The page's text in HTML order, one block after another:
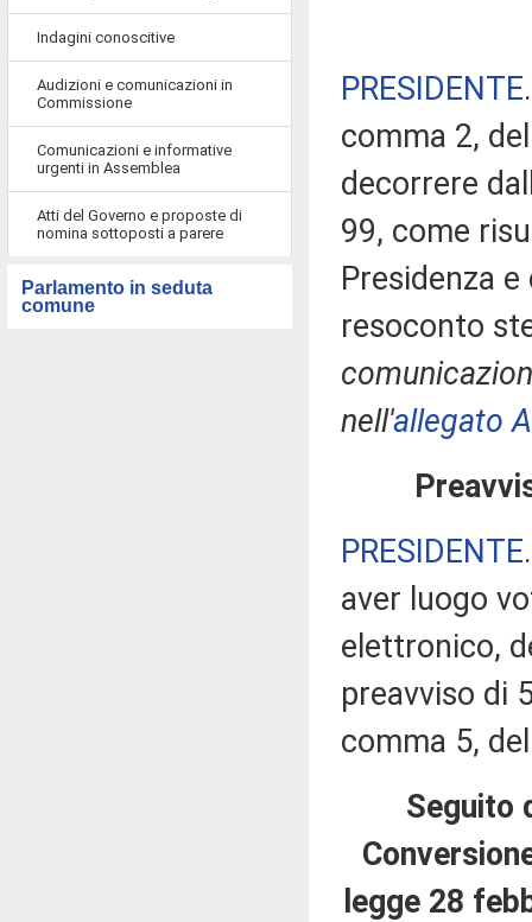
Indagini conoscitive
Audizioni e comunicazioni in
Commissione
Comunicazioni e informative
urgenti in Assemblea
Atti del Governo e proposte di
nomina sottoposti a parere
Parlamento in seduta
comune
PRESIDENTE
comma 2,
decorrere
99, come
Presidenza
resoconto
nell'allegato A
PRESIDENTE
aver luogo
elettronico,
preavviso di
comma 5,
Seguito
legge 28